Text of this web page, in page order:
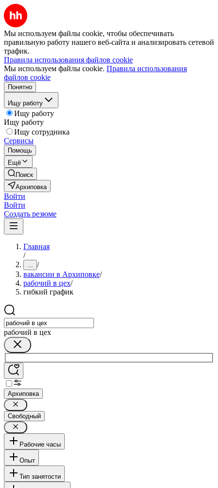
Мы используем файлы cookie, чтобы обеспечивать
правильную работу нашего веб-сайта и анализировать сетевой
трафик.
Правила использования файлов cookie
Мы используем файлы cookie. Правила использования
файлов cookie
Понятно
Ищу работу
Ищу работу
Ищу работу
Ищу сотрудника
Сервисы
Помощь
Ещё
Поиск
Архиповка
Войти
Войти
Создать резюме
Главная
/
... /
вакансии в Архиповке/
рабочий в цех/
гибкий график
рабочий в цех
Архиповка
Свободный
Рабочие часы
Опыт
Тип занятости